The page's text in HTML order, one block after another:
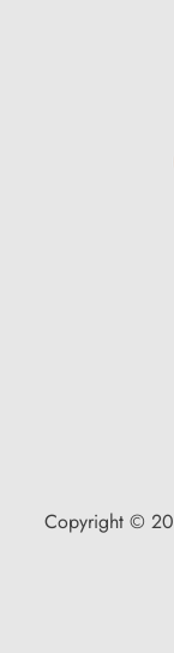
Copyright ©